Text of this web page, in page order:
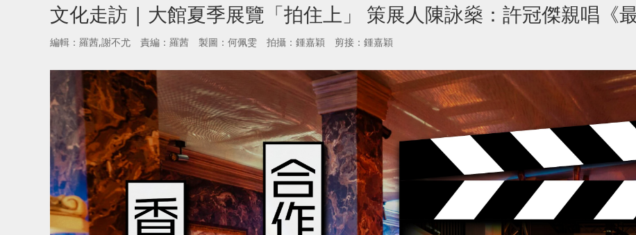
文化走訪 | 大館夏季展覽「拍住上」 策展人陳詠燊：許冠傑親唱《
編輯：羅茜,謝不尤 責編：羅茜 製圖：何佩雯 拍攝：鍾嘉穎 剪接：鍾嘉穎